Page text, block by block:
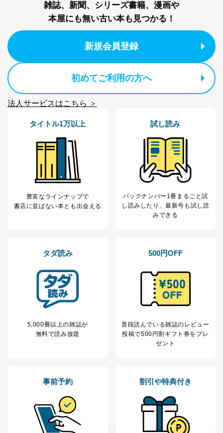
ス、キャンペーン等の広告に関す
るご案内のため
採用応募者の方の
当社の従業者の個
人事、総務などの雇用管理等のた
め
パートナー（提携
企業）からの委託
により当社の
等をご利用の方の
個人情報
購入商品配送のため
提携企業及びお客様がご購入され
た商品の発売元企業からのｅメー
SNS公式アカウン
トに登録された方
の個人情報
当社のサービス利用状況の把握お
よびその分析のため
お問い合わせ対応、トラブル対
処、オペレーター教育など応対品
その他当社のプライバシーポリシ
ー等にて公表する利用目的達成の
※上記の利用目的のうちNo.1～5については保有個人デ
ータ（開示対象個人情報）の利用目的であり、下記4.の
開示等のご請求に対応させていただきます。
当社は、取得した個人情報を適切に管理し､あらかじめ
本人の同意を得ることなく第三者に提供することはあり
ません。ただし、次の場合は除きます。
人の生命､身体または財産の保護のために必要がある
場合であって、本人の同意を得ることが困難であると
国の機関もしくは地方公共団体またはその委託を受け
する必要がある場合であって、本人の同意を得ること
により当該事務の遂行に支障を及ぼすおそれがあると
き。
上記２．の利用目的を実施するために守秘義務を結ん
雑誌、新聞、シリーズ書籍、漫画や
本屋にも無い古い本も見つかる！
新規会員登録
初めてご利用の方へ
法人サービスはこちら ＞
タイトル1万以上
豊富なラインナップで
書店に並ばない本とも出会える
試し読み
バックナンバー1冊まるごと試
し読み したり、最新号も試し読
みできる
タダ読み
5,000冊以上の雑誌が
無料で読み放題
500円OFF
普段読んでいる雑誌のレビュー
投稿で500円割ギフト券をプレ
ゼント
事前予約 割引や特典付き